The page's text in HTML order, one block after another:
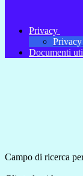
Privacy
Privacy
Documenti
Campo di ricerca